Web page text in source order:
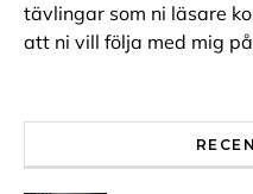
tävlingar som ni läsare
att ni vill följa med mig